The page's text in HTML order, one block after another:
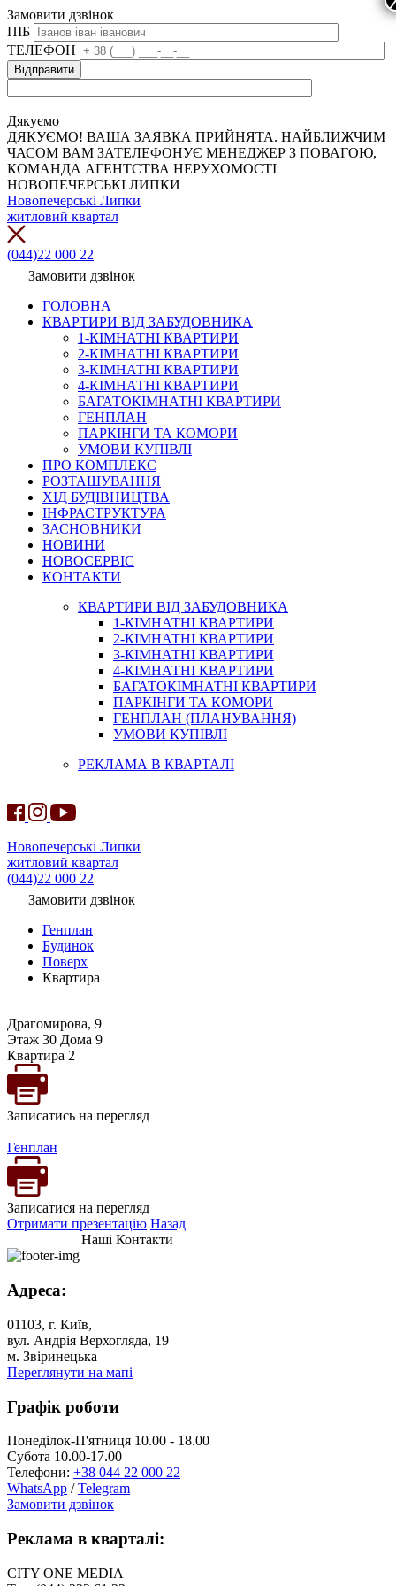
Замовити дзвінок
ПІБ
ТЕЛЕФОН
Дякуємо
ДЯКУЄМО! ВАША ЗАЯВКА ПРИЙНЯТА. НАЙБЛИЖЧИМ
ЧАСОМ ВАМ ЗАТЕЛЕФОНУЄ МЕНЕДЖЕР З ПОВАГОЮ,
КОМАНДА АГЕНТСТВА НЕРУХОМОСТІ
НОВОПЕЧЕРСЬКІ ЛИПКИ
Новопечерські Липки
житловий квартал
(044)22 000 22
Замовити дзвінок
ГОЛОВНА
КВАРТИРИ ВІД ЗАБУДОВНИКА
1-КІМНАТНІ КВАРТИРИ
2-КІМНАТНІ КВАРТИРИ
3-КІМНАТНІ КВАРТИРИ
4-КІМНАТНІ КВАРТИРИ
БАГАТОКІМНАТНІ КВАРТИРИ
ГЕНПЛАН
ПАРКІНГИ ТА КОМОРИ
УМОВИ КУПІВЛІ
ПРО КОМПЛЕКС
РОЗТАШУВАННЯ
ХІД БУДІВНИЦТВА
ІНФРАСТРУКТУРА
ЗАСНОВНИКИ
НОВИНИ
НОВОСЕРВІС
КОНТАКТИ
КВАРТИРИ ВІД ЗАБУДОВНИКА
1-КІМНАТНІ КВАРТИРИ
2-КІМНАТНІ КВАРТИРИ
3-КІМНАТНІ КВАРТИРИ
4-КІМНАТНІ КВАРТИРИ
БАГАТОКІМНАТНІ КВАРТИРИ
ПАРКІНГИ ТА КОМОРИ
ГЕНПЛАН (ПЛАНУВАННЯ)
УМОВИ КУПІВЛІ
РЕКЛАМА В КВАРТАЛІ
Новопечерські Липки
житловий квартал
(044)22 000 22
Замовити дзвінок
Генплан
Будинок
Поверх
Квартира
Драгомирова, 9
Этаж 30 Дома 9
Квартира 2
Записатись на перегляд
Генплан
Записатися на перегляд
Отримати презентацію Назад
Наші Контакти
Адреса:
01103, г. Київ,
вул. Андрія Верхогляда, 19
м. Звіринецька
Переглянути на мапі
Графік роботи
Понеділок-П'ятниця 10.00 - 18.00
Субота 10.00-17.00
Телефони: +38 044 22 000 22
WhatsApp /Telegram
Замовити дзвінок
Реклама в кварталі:
CITY ONE MEDIA